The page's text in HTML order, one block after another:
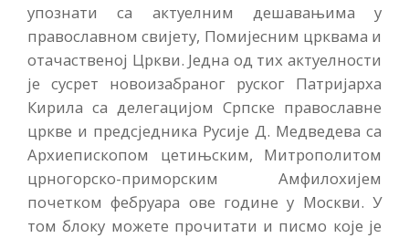
упознати са актуелним дешавањима у
православном свијету, Помијесним црквама и
отачаственој Цркви. Једна од тих актуелности
је сусрет новоизабраног руског Патријарха
Кирила са делегацијом Српске православне
цркве и предсједника Русије Д. Медведева са
Архиепископом цетињским, Митрополитом
црногорско-приморским Амфилохијем
почетком фебруара ове године у Москви. У
том блоку можете прочитати и писмо које је